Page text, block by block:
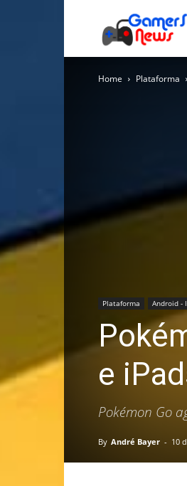
Home Plataforma
Plataforma Android -
e
Pokémon Go
By André Bayer - 10